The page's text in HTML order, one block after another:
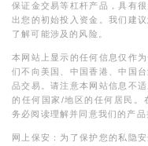
保证金交易等杠杆产品，具有
出您的初始投入资金。我们建
了解可能涉及的风险。
本网站上显示的任何信息仅作
们不向美国、中国香港、中国
品交易。请注意本网站信息不
的任何国家/地区的任何居民。
务必阅读理解并同意我们的产品
网上保安：为了保护您的私隐